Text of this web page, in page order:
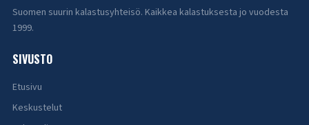
Suomen suurin kalastusyhteisö. Kaikkea kalastuksesta jo vuodesta
1999.
SIVUSTO
Etusivu
Keskustelut